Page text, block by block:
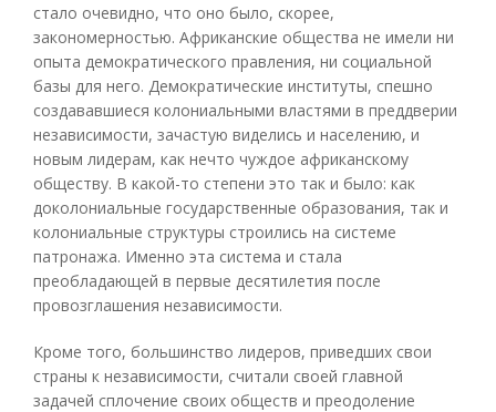
стало очевидно, что оно было, скорее,
закономерностью. Африканские общества не имели ни
опыта демократического правления, ни социальной
базы для него. Демократические институты, спешно
создававшиеся колониальными властями в преддверии
независимости, зачастую виделись и населению, и
новым лидерам, как нечто чуждое африканскому
обществу. В какой-то степени это так и было: как
доколониальные государственные образования, так и
колониальные структуры строились на системе
патронажа. Именно эта система и стала
преобладающей в первые десятилетия после
провозглашения независимости.
Кроме того, большинство лидеров, приведших свои
страны к независимости, считали своей главной
задачей сплочение своих обществ и преодоление